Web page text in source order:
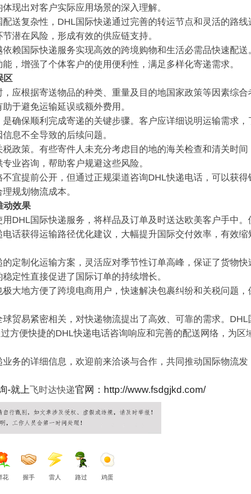
现出对客户实际应用场景的深入理解。
送复杂性，DHL国际快递通过完善的转运节点和灵活的路线
潜在风险，形成有效的供应链支持。
赖国际快递服务实现高效的跨境购物和生活必需品快速配送
，增强了个体客户的使用便利性，满足多样化寄递需求。
区
应根据寄送物品的种类、重量及目的地国家政策等因素综合
于避免运输延误或额外费用。
确保顺利完成寄递的关键步骤。客户应详细说明运输需求，
息不全导致的后续问题。
政策。有些寄件人未充分考虑目的地的海关检查和清关时间
业咨询，帮助客户规避这些风险。
宜提前公开，但通过正规渠道咨询DHL快递电话，可以获得
规划物流成本。
动效果
DHL国际快递服务，将样品及订单及时送达欧美客户手中。
话获得运输路径优化建议，大幅提升国际交付效率，有效缩
定制化运输方案，灵活应对季节性订单高峰，保证了货物快
定性直接促进了国际订单的持续增长。
大地方便了跨境电商用户，快速解决包裹纠纷和关税问题，
贸易紧密相关，对快递物流提出了高效、可靠的需求。DHL
方便快捷的DHL快递电话咨询响应和完善的配送网络，为区
务的详细信息，欢迎前来洽谈与合作，共同推动国际物流发
-就上飞时达快递官网：http://www.fsdgjkd.com/
花 握手 雷人 路过 鸡蛋